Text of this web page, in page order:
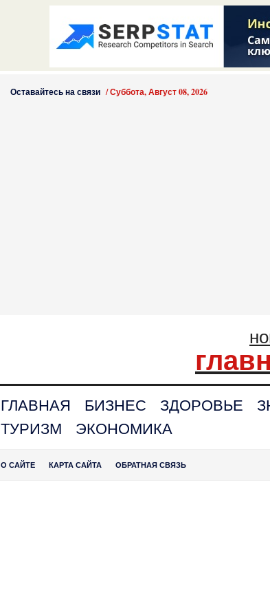
Оставайтесь на связи /Суббота, Август 08, 2026
ГЛАВНАЯ БИЗНЕС ЗДОРОВЬЕ
ТУРИЗМ
ЭКОНОМИКА
О САЙТЕ КАРТА САЙТА ОБРАТНАЯ СВЯЗЬ